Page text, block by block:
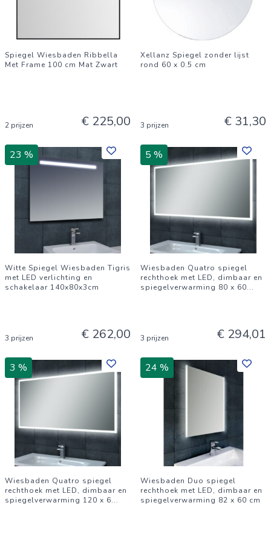
Spiegel Wiesbaden Ribbella
Met Frame 100 cm Mat Zwart
2 prijzen € 225,00
Xellanz Spiegel zonder lijst
rond 60 x 0.5 cm
3 prijzen € 31,30
23 %
Witte Spiegel Wiesbaden Tigris
met LED verlichting en
schakelaar 140x80x3cm
3 prijzen € 262,00
5 %
Wiesbaden Quatro spiegel
rechthoek met LED, dimbaar en
spiegelverwarming 80 x 60...
3 prijzen € 294,01
3 %
Wiesbaden Quatro spiegel
rechthoek met LED, dimbaar en
spiegelverwarming 120 x 6...
24 %
Wiesbaden Duo spiegel
rechthoek met LED, dimbaar en
spiegelverwarming 82 x 60 cm